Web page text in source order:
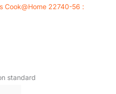
Cook@Home 22740-56 :